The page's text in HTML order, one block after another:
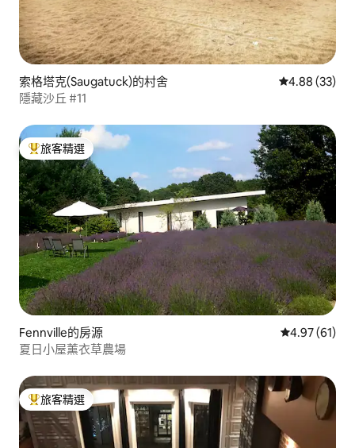
索格塔克(Saugatuck)的村舍 從 33 則評價
4.88 (33)
隱藏沙丘 #11
旅客精選榜首
旅客精選
Fennville的房源 從 61 則評價
4.97 (61)
夏日小屋薰衣草農場
旅客精選榜首
旅客精選